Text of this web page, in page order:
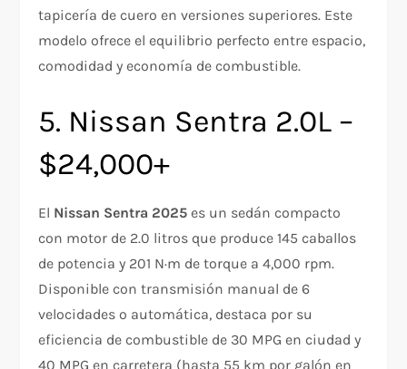
tapicería de cuero en versiones superiores. Este
modelo ofrece el equilibrio perfecto entre espacio,
comodidad y economía de combustible.​
5. Nissan Sentra 2.0L –
$24,000+
El Nissan Sentra 2025 es un sedán compacto
con motor de 2.0 litros que produce 145 caballos
de potencia y 201 N·m de torque a 4,000 rpm.
Disponible con transmisión manual de 6
velocidades o automática, destaca por su
eficiencia de combustible de 30 MPG en ciudad y
40 MPG en carretera (hasta 55 km por galón en